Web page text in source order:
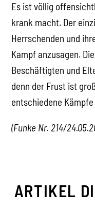
Es ist völlig
krank macht. Der
Herrschenden und
Kampf anzusagen.
Beschäftigten und
denn der Frust ist
entschiedene
(Funke Nr. 214/
ARTIKEL